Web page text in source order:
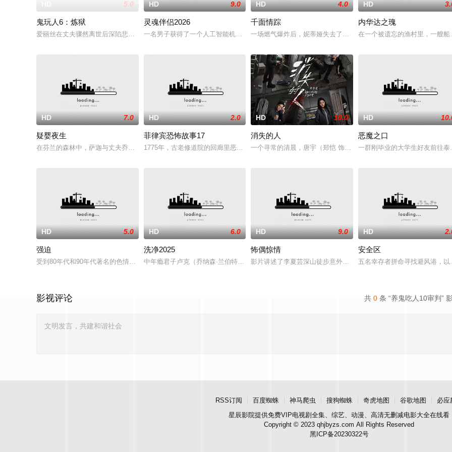
5.0
鬼玩人6：炼狱
爱丽丝在丈夫骤然离世后深陷悲痛，受邀前往公婆的乡间庄园暂住，试图和丈夫的家人互相慰藉，一同走
HD 9.0
灵魂伴侣2026
一名男子获得了一个人工智能机器人，以应对刚刚去世的妻子的去世。 为了创造一个真正有知觉的伴侣
HD 4.0
千面情踪
一场燃气爆炸后，妮蒂娅失去了部分记忆，男友迈克尔也随之失踪。
HD
内华达之瑰
在一个被遗忘的渔村里，一艘船
HD 7.0
疑婴夜生
在芬兰的森林中，萨迦与丈夫乔恩迎来了为人父母的新篇章。然而萨迦的喜悦被一股令人发寒的疑惧笼罩
HD 2.0
菲律宾恐怖故事17
1775年，古老修道院的回廊里恶灵潜藏，血腥诅咒悄然蔓延，修女们接连坠入死亡深渊；2025年
HD 10.0
消失的人
一个寻常的清晨，唐宇（郑恺 饰）的儿子在楼梯间凭空消失；隔壁单
HD
恶魔之口
一群刚毕业的大学生好友前往泰
HD 5.0
强迫
受到80年代和90年代著名的色情惊悚片《致命吸引力》、《本能》和《单身白人女性》的启发，《强
HD 6.0
洗净2025
中年瘾君子卢克（乔纳森·兰伯特，昆汀·杜佩的《现实》）今晚过得很糟糕。在前男友工作的俱乐部与
HD 9.0
怖偶惊情
影片讲述了李夏芸深山徒步意外坠崖后闯入隐秘古宅求救，得男主人
HD
安全区
五名幸存者拼命寻找避风港，
共 0 条 “养鬼吃人10审判”
影视评论
RSS订阅 百度蜘蛛 神马爬虫 搜狗蜘蛛 奇虎地图 谷歌地图
必应
星辰影院提供免费VIP电视剧全集、综艺、动漫、高清无删减电影大全在线看
Copyright © 2023 qhjbyzs.com All Rights Reserved
黑ICP备20230322号